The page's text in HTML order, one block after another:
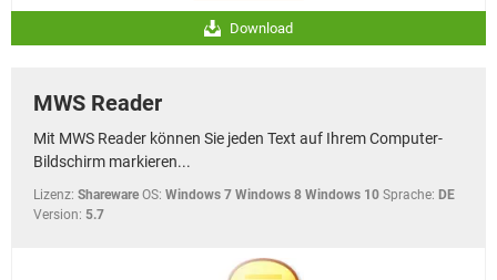
Download
MWS Reader
Mit MWS Reader können Sie jeden Text auf Ihrem Computer-
Bildschirm markieren...
Lizenz: Shareware OS: Windows 7 Windows 8 Windows 10 Sprache: DE
Version: 5.7